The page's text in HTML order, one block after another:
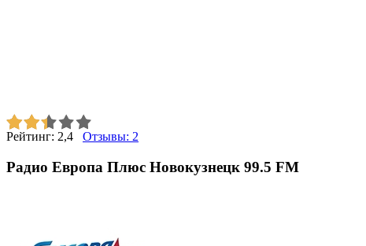
Рейтинг: 2,4 Отзывы: 2
Радио Европа Плюс Новокузнецк 99.5 FM